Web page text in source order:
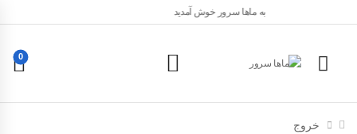
به ماها سرور خوش آمدید
0
خروج